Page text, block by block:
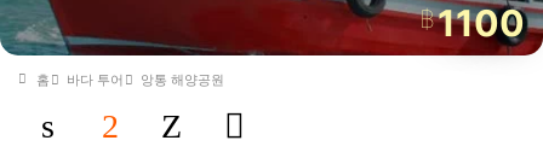
฿1100
홈 바다 투어 앙통 해양공원